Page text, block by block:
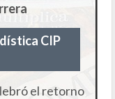
el retorno